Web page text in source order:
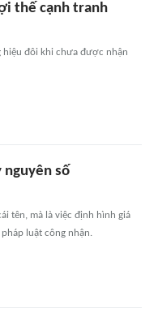
thế cạnh tranh
hiệu đôi khi chưa được nhận
nguyên số
tên, mà là việc định hình giá
luật công nhận.